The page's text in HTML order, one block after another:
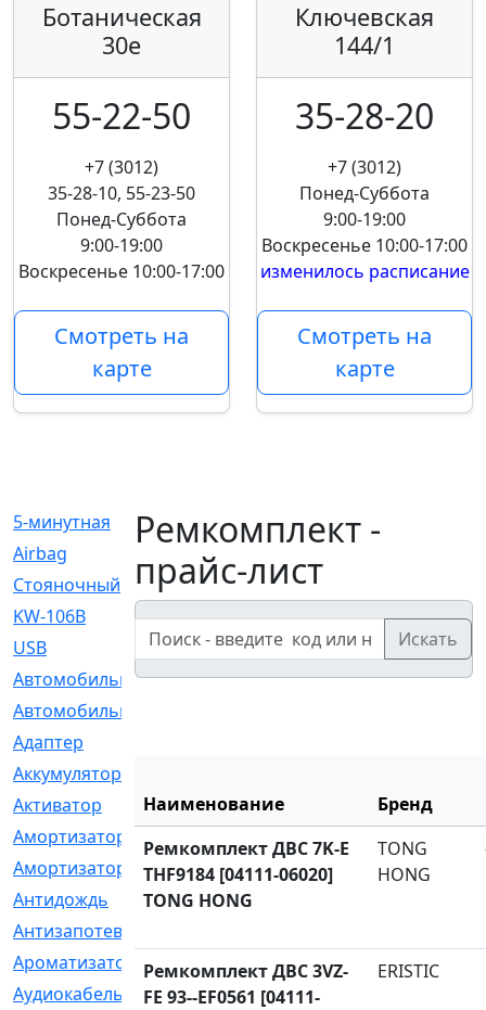
Ботаническая
30е
55-22-50
+7 (3012)
35-28-10, 55-23-50
Понед-Суббота
9:00-19:00
Воскресенье 10:00-17:00
Смотреть на
карте
Ключевская
144/1
35-28-20
+7 (3012)
Понед-Суббота
9:00-19:00
Воскресенье 10:00-17:00
изменилось расписание
Смотреть на
карте
5-минутная
[1]
Airbag
[18]
Cтояночный
[1]
KW-106B
[0]
USB
[6]
Автомобильное
[6]
Автомобильный
Адаптер
Аккумулятор
Активатор
[1]
Амортизатор
Амортизаторы
[21]
Антидождь
[1]
Антизапотеватель
Ароматизатор
[35]
Аудиокабель
[2]
Ремкомплект -
прайс-лист
Искать
Наименование Бренд
Ремкомплект ДВС 7K-E
THF9184 [04111-06020]
TONG HONG
TONG
HONG
Ремкомплект ДВС 3VZ-
FE 93--EF0561 [04111-
ERISTIC